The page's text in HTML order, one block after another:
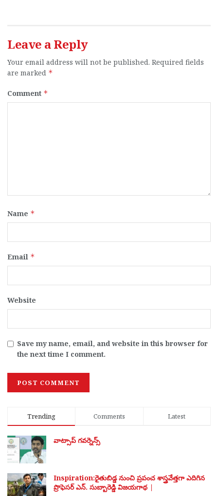
Leave a Reply
Your email address will not be published. Required fields
are marked *
Comment *
Name *
Email *
Website
Save my name, email, and website in this browser for
the next time I comment.
Trending Comments Latest
వాట్సాప్ గవర్నెన్స్
Inspiration:రైతుబిడ్డ నుంచి ప్రపంచ శాస్త్రవేత్తగా ఎదిగిన
ప్రొఫెసర్ ఎన్. సుబ్బారెడ్డి విజయగాథ |